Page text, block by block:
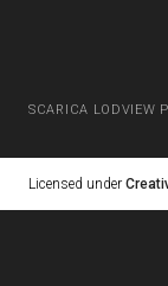
SCARICA LODVIEW
Licensed under